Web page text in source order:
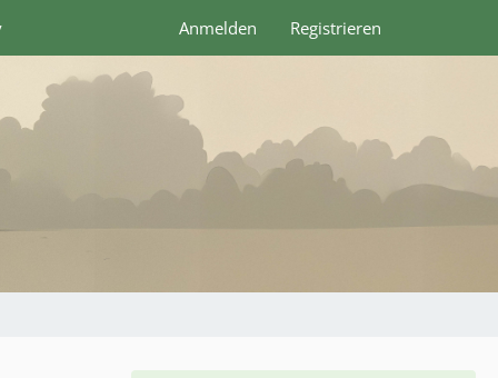
Anmelden Registrieren